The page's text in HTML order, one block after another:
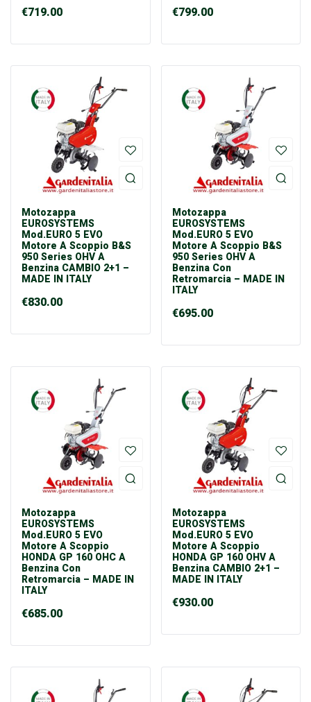
€719.00 €799.00
Motozappa
EUROSYSTEMS
Mod.EURO 5 EVO
Motore A Scoppio B&S
950 Series OHV A
Benzina CAMBIO 2+1 –
MADE IN ITALY
€830.00
Motozappa
EUROSYSTEMS
Mod.EURO 5 EVO
Motore A Scoppio B&S
950 Series OHV A
Benzina Con
Retromarcia – MADE IN
ITALY
€695.00
Motozappa
EUROSYSTEMS
Mod.EURO 5 EVO
Motore A Scoppio
HONDA GP 160 OHC A
Benzina Con
Retromarcia – MADE IN
ITALY
€685.00
Motozappa
EUROSYSTEMS
Mod.EURO 5 EVO
Motore A Scoppio
HONDA GP 160 OHV A
Benzina CAMBIO 2+1 –
MADE IN ITALY
€930.00